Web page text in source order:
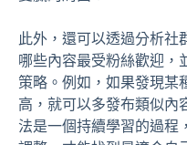
此外，還可以透過分析社
哪些內容最受粉絲歡迎，
策略。例如，如果發現某
高，就可以多發布類似內
法是一個持續學習的過程